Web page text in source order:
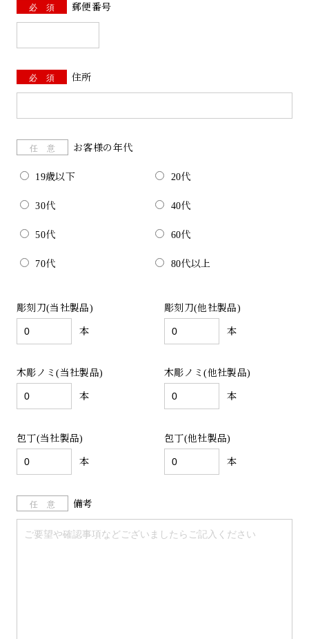
必 須 郵便番号
必 須 住所
任 意 お客様の年代
19歳以下 20代
30代 40代
50代 60代
70代 80代以上
彫刻刀(当社製品)
本
彫刻刀(他社製品)
本
木彫ノミ(当社製品)
本
木彫ノミ(他社製品)
本
包丁(当社製品)
本
包丁(他社製品)
本
任 意 備考